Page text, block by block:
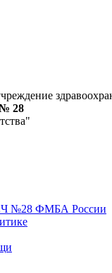
№ 28
№28 ФМБА России